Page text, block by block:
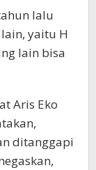
lalu
yaitu H
lain bisa
Aris Eko
ditanggapi